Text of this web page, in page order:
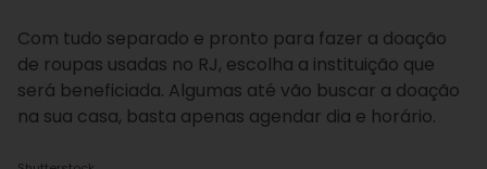
Com tudo separado e pronto para fazer a doação
de roupas usadas no RJ, escolha a instituição que
será beneficiada. Algumas até vão buscar a doação
na sua casa, basta apenas agendar dia e horário.